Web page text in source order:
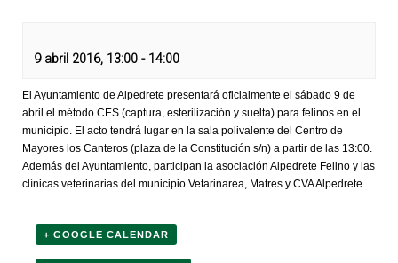
9 abril 2016, 13:00 - 14:00
El Ayuntamiento de Alpedrete presentará oficialmente el sábado 9 de
abril el método CES (captura, esterilización y suelta) para felinos en el
municipio. El acto tendrá lugar en la sala polivalente del Centro de
Mayores los Canteros (plaza de la Constitución s/n) a partir de las 13:00.
Además del Ayuntamiento, participan la asociación Alpedrete Felino y las
clínicas veterinarias del municipio Vetarinarea, Matres y CVA Alpedrete.
+ GOOGLE CALENDAR